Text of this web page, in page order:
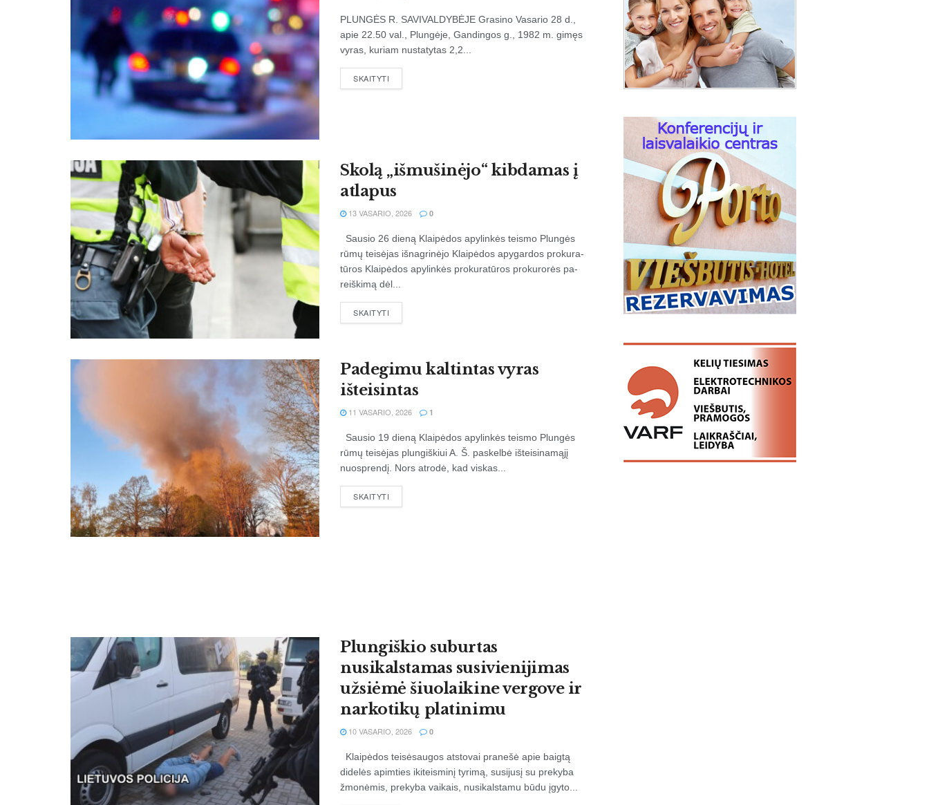
PLUNGĖS R. SAVIVALDYBĖJE Grasino Vasario 28 d.,
apie 22.50 val., Plungėje, Gandingos g., 1982 m. gimęs
vyras, kuriam nustatytas 2,2...
SKAITYTI
Sko­lą „iš­mu­ši­nė­jo“ kib­da­mas į
at­la­pus
13 VASARIO, 2026 0
Sau­sio 26 die­ną Klai­pė­dos apy­lin­kės teis­mo Plun­gės
rū­mų tei­sė­jas iš­nag­ri­nė­jo Klai­pė­dos apy­gar­dos pro­ku­ra­
tū­ros Klai­pė­dos apy­lin­kės pro­ku­ra­tū­ros pro­ku­ro­rės pa­
reiš­ki­mą dėl...
SKAITYTI
Padegimu kaltintas vyras
išteisintas
11 VASARIO, 2026 1
Sausio 19 dieną Klaipėdos apylinkės teismo Plungės
rūmų teisėjas plungiškiui A. Š. paskelbė išteisinamąjį
nuosprendį. Nors atrodė, kad viskas...
SKAITYTI
Plungiškio suburtas
nusikalstamas susivienijimas
užsiėmė šiuolaikine vergove ir
narkotikų platinimu
10 VASARIO, 2026 0
Klaipėdos teisėsaugos atstovai pranešė apie baigtą
didelės apimties ikiteisminį tyrimą, susijusį su prekyba
žmonėmis, prekyba vaikais, nusikalstamu būdu įgyto...